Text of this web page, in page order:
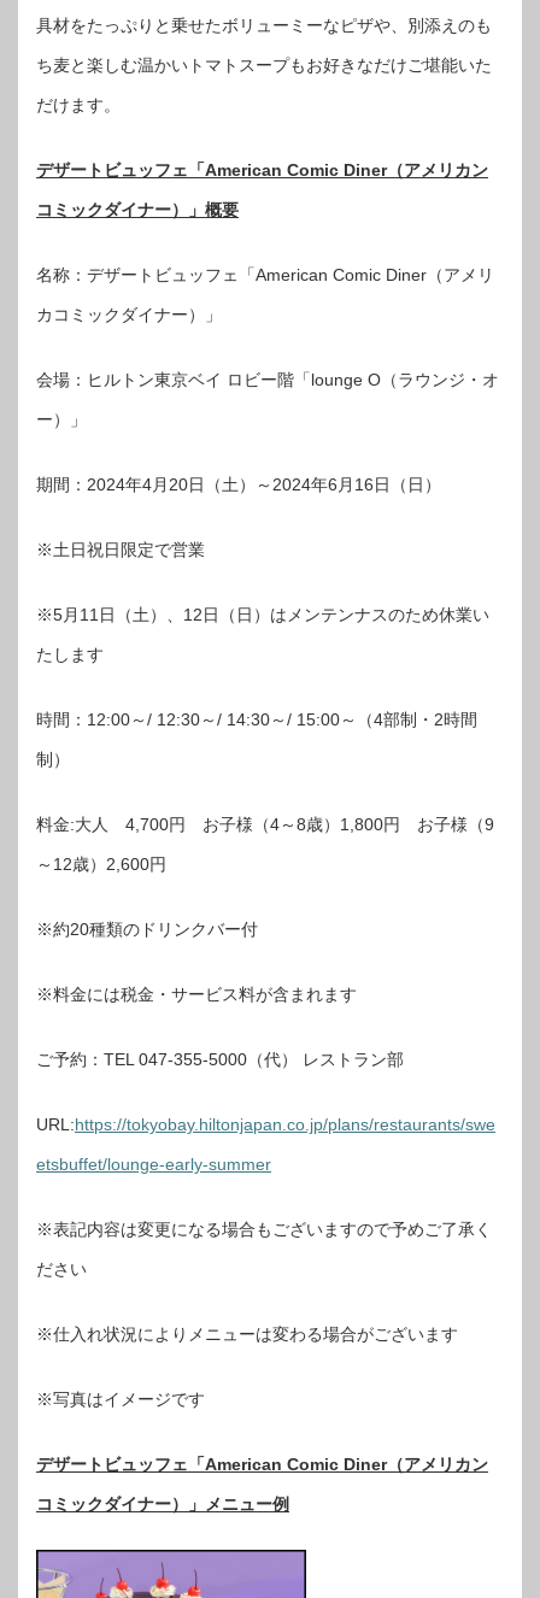
具材をたっぷりと乗せたボリューミーなピザや、別添えのも
ち麦と楽しむ温かいトマトスープもお好きなだけご堪能いた
だけます。
デザートビュッフェ「American Comic Diner（アメリカン
コミックダイナー）」概要
名称：デザートビュッフェ「American Comic Diner（アメリ
カコミックダイナー）」
会場：ヒルトン東京ベイ ロビー階「lounge O（ラウンジ・オ
ー）」
期間：2024年4月20日（土）～2024年6月16日（日）
※土日祝日限定で営業
※5月11日（土）、12日（日）はメンテンナスのため休業い
たします
時間：12:00～/ 12:30～/ 14:30～/ 15:00～（4部制・2時間
制）
料金:大人 4,700円 お子様（4～8歳）1,800円 お子様（9
～12歳）2,600円
※約20種類のドリンクバー付
※料金には税金・サービス料が含まれます
ご予約：TEL 047-355-5000（代） レストラン部
URL:https://tokyobay.hiltonjapan.co.jp/plans/restaurants/swe
etsbuffet/lounge-early-summer
※表記内容は変更になる場合もございますので予めご了承く
ださい
※仕入れ状況によりメニューは変わる場合がございます
※写真はイメージです
デザートビュッフェ「American Comic Diner（アメリカン
コミックダイナー）」メニュー例